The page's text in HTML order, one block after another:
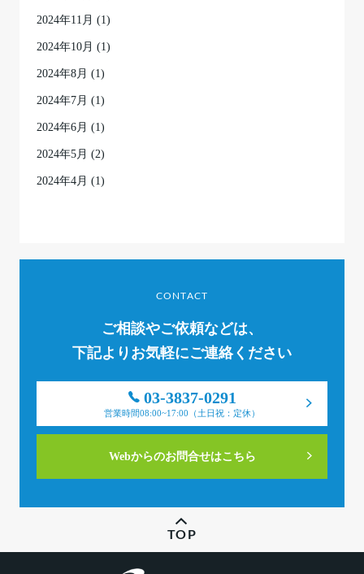
2024年11月 (1)
2024年10月 (1)
2024年8月 (1)
2024年7月 (1)
2024年6月 (1)
2024年5月 (2)
2024年4月 (1)
CONTACT
ご相談やご依頼などは、
下記よりお気軽にご連絡ください
03-3837-0291
営業時間08:00~17:00（土日祝：定休）
Webからのお問合せはこちら
TOP